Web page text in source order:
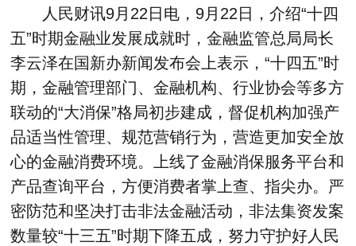
人民财讯9月22日电，9月22日，介绍“十四
五”时期金融业发展成就时，金融监管总局局长
李云泽在国新办新闻发布会上表示，“十四五”时
期，金融管理部门、金融机构、行业协会等多方
联动的“大消保”格局初步建成，督促机构加强产
品适当性管理、规范营销行为，营造更加安全放
心的金融消费环境。上线了金融消保服务平台和
产品查询平台，方便消费者掌上查、指尖办。严
密防范和坚决打击非法金融活动，非法集资发案
数量较“十三五”时期下降五成，努力守护好人民